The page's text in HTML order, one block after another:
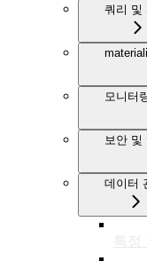
쿼리 및
모니터
보안 및
데이터
특정